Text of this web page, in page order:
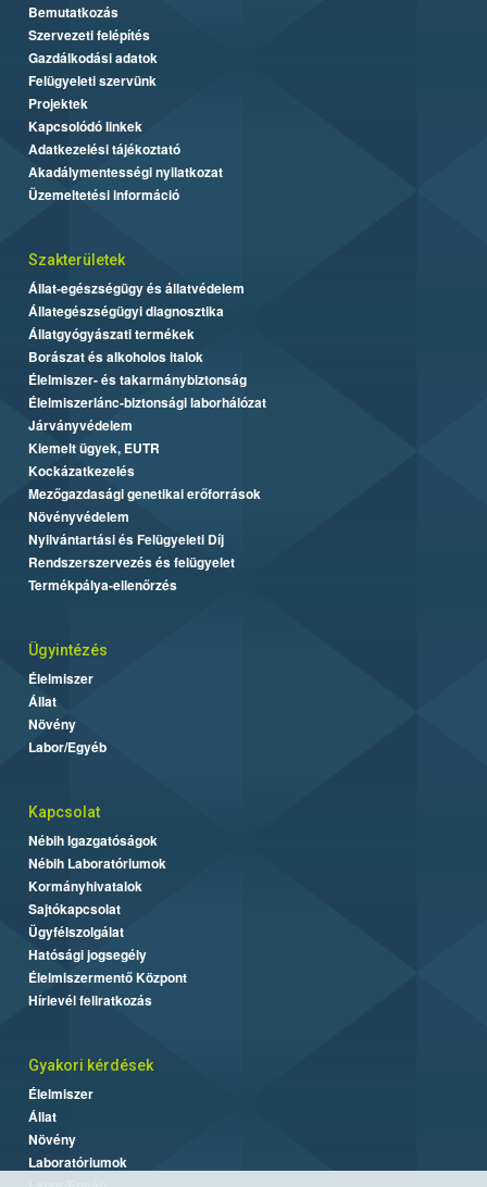
Bemutatkozás
Szervezeti felépítés
Gazdálkodási adatok
Felügyeleti szervünk
Projektek
Kapcsolódó linkek
Adatkezelési tájékoztató
Akadálymentességi nyilatkozat
Üzemeltetési információ
Szakterületek
Állat-egészségügy és állatvédelem
Állategészségügyi diagnosztika
Állatgyógyászati termékek
Borászat és alkoholos italok
Élelmiszer- és takarmánybiztonság
Élelmiszerlánc-biztonsági laborhálózat
Járványvédelem
Kiemelt ügyek, EUTR
Kockázatkezelés
Mezőgazdasági genetikai erőforrások
Növényvédelem
Nyilvántartási és Felügyeleti Díj
Rendszerszervezés és felügyelet
Termékpálya-ellenőrzés
Ügyintézés
Élelmiszer
Állat
Növény
Labor/Egyéb
Kapcsolat
Nébih Igazgatóságok
Nébih Laboratóriumok
Kormányhivatalok
Sajtókapcsolat
Ügyfélszolgálat
Hatósági jogsegély
Élelmiszermentő Központ
Hírlevél feliratkozás
Gyakori kérdések
Élelmiszer
Állat
Növény
Laboratóriumok